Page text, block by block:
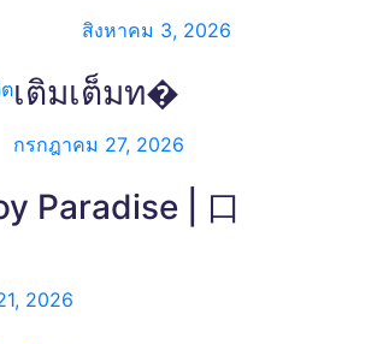
สิงหาคม 3, 2026
เติมเต็มท�
กรกฎาคม 27, 2026
Paradise | 口
2026